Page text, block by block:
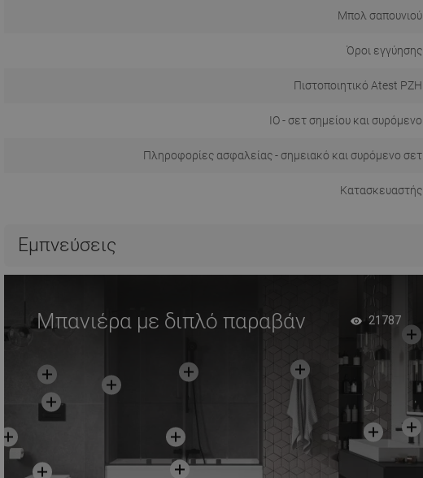
Μπολ σαπουνιού
Όροι εγγύησης
Πιστοποιητικό Atest PZH
IO - σετ σημείου και συρόμενο
Πληροφορίες ασφαλείας - σημειακό και συρόμενο σετ
Κατασκευαστής
Εμπνεύσεις
Μπανιέρα με διπλό παραβάν 21787